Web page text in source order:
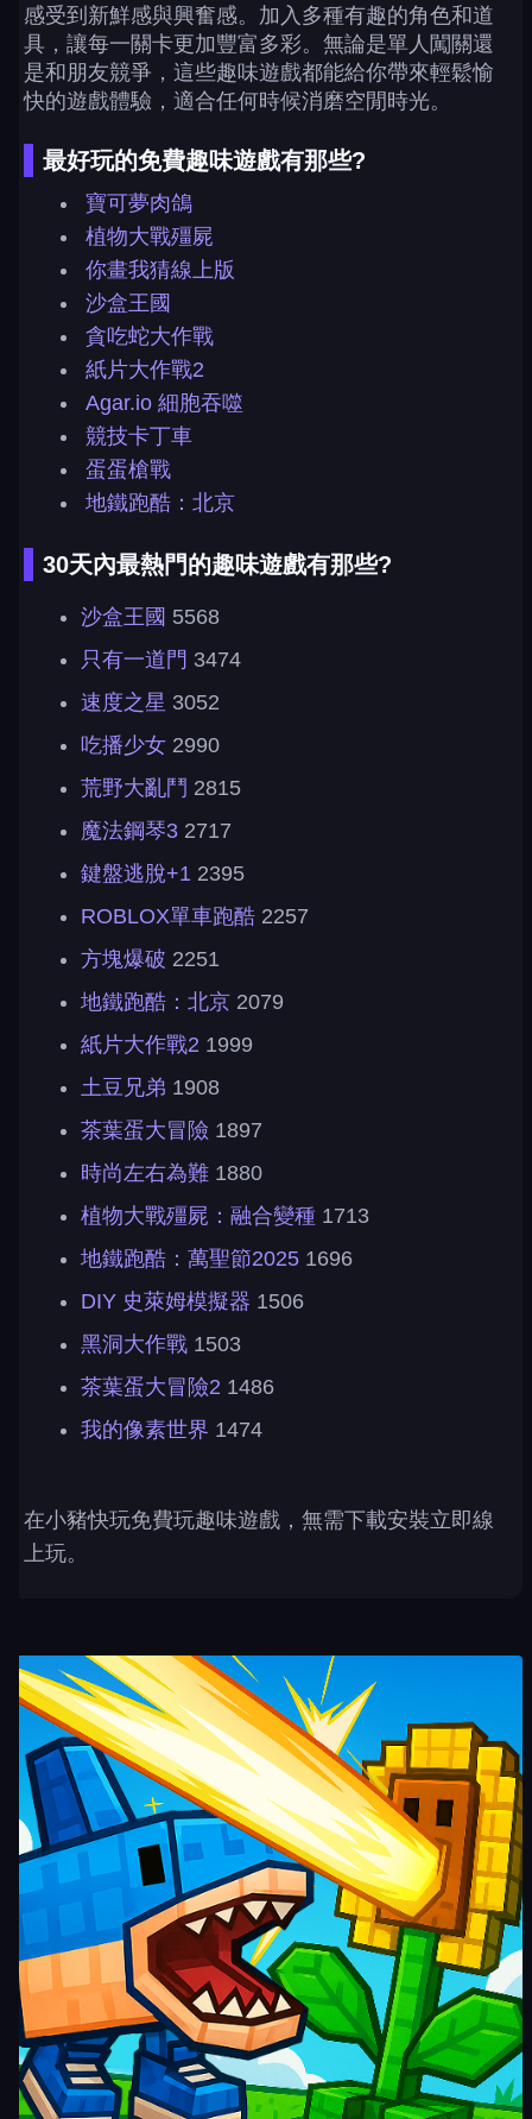
感受到新鮮感與興奮感。加入多種有趣的角色和道
具，讓每一關卡更加豐富多彩。無論是單人闖關還
是和朋友競爭，這些趣味遊戲都能給你帶來輕鬆愉
快的遊戲體驗，適合任何時候消磨空閒時光。
最好玩的免費趣味遊戲有那些?
寶可夢肉鴿
植物大戰殭屍
你畫我猜線上版
沙盒王國
貪吃蛇大作戰
紙片大作戰2
Agar.io 細胞吞噬
競技卡丁車
蛋蛋槍戰
地鐵跑酷：北京
30天內最熱門的趣味遊戲有那些?
沙盒王國 5568
只有一道門 3474
速度之星 3052
吃播少女 2990
荒野大亂鬥 2815
魔法鋼琴3 2717
鍵盤逃脫+1 2395
ROBLOX單車跑酷 2257
方塊爆破 2251
地鐵跑酷：北京 2079
紙片大作戰2 1999
土豆兄弟 1908
茶葉蛋大冒險 1897
時尚左右為難 1880
植物大戰殭屍：融合變種 1713
地鐵跑酷：萬聖節2025 1696
DIY 史萊姆模擬器 1506
黑洞大作戰 1503
茶葉蛋大冒險2 1486
我的像素世界 1474
在小豬快玩免費玩趣味遊戲，無需下載安裝立即線
上玩。